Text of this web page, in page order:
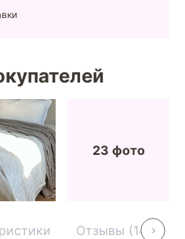
23 фото
Отзывы (14)